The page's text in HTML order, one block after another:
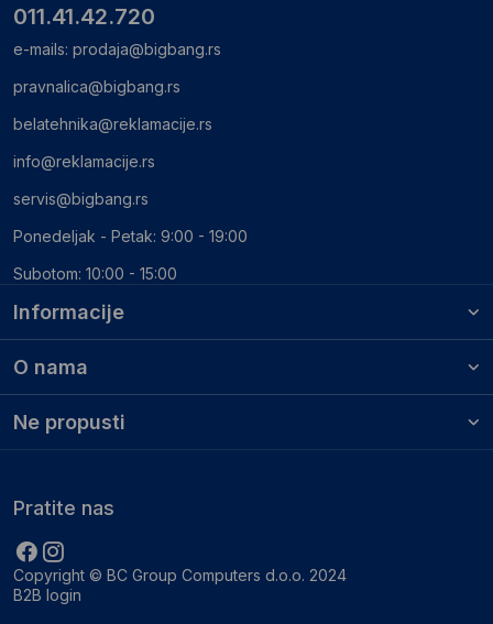
Informacije
O nama
Ne propusti
011.41.42.720
e-mails: prodaja@bigbang.rs
pravnalica@bigbang.rs
belatehnika@reklamacije.rs
info@reklamacije.rs
servis@bigbang.rs
Ponedeljak - Petak: 9:00 - 19:00
Subotom: 10:00 - 15:00
Copyright © BC Group Computers d.o.o. 2024
B2B login
Pratite nas